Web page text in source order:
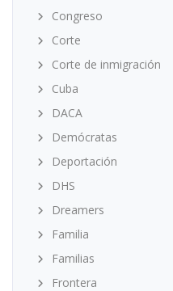
Congreso
Corte
Corte de inmigración
Cuba
DACA
Demócratas
Deportación
DHS
Dreamers
Familia
Familias
Frontera